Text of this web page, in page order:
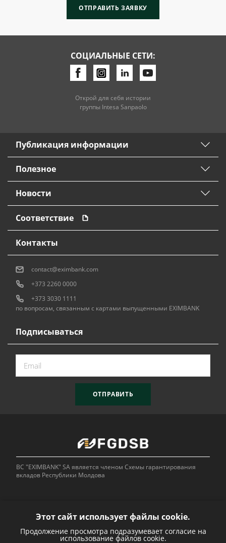
ОТПРАВИТЬ ЗАЯВКУ
СОЦИАЛЬНЫЕ СЕТИ:
Открой для себя истории
группы Intesa Sanpaolo
Публикация информации
Полезное
Новости
Соответствие
Подписываться
ОТПРАВИТЬ
Контакты
contact@eximbank.com
+373 2260 0000
+373 3030 1111
по вопросам, связанным с картами выпущенными EXIMBANK
BC "EXIMBANK" SA является членом Схемы гарантирования
вкладов Республики Молдова
Bank of
Этот сайт использует файлы cookie.
Продолжение просмотра подразумевает согласие на
использование файлов cookie.